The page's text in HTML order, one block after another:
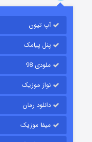
آپ تیون
پنل پیامک
ملودی 98
نواز موزیک
دانلود رمان
میفا موزیک